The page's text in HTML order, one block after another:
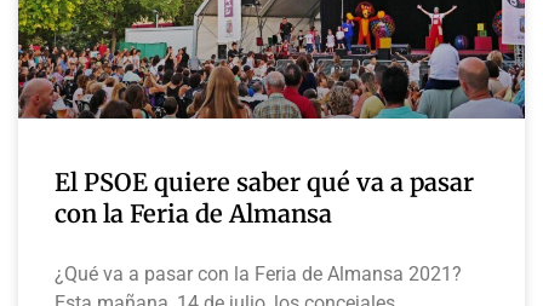
El PSOE quiere saber qué va a pasar
con la Feria de Almansa
¿Qué va a pasar con la Feria de Almansa 2021?